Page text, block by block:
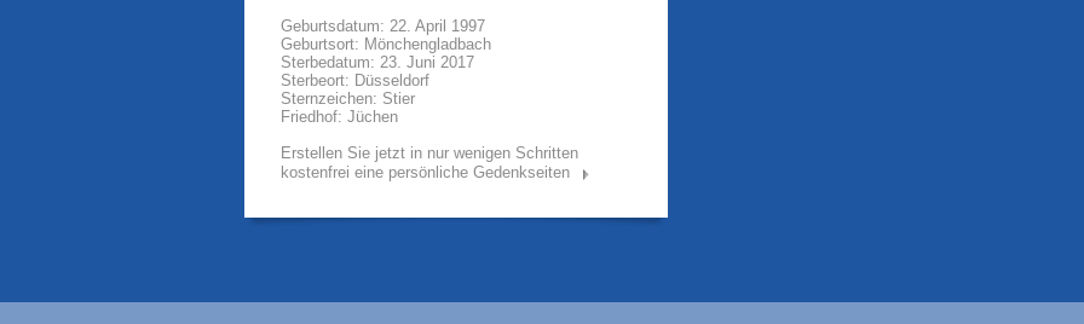
Geburtsdatum: 22. April 1997
Geburtsort: Mönchengladbach
Sterbedatum: 23. Juni 2017
Sterbeort: Düsseldorf
Sternzeichen: Stier
Friedhof: Jüchen
Erstellen Sie jetzt in nur wenigen Schritten
kostenfrei eine persönliche Gedenkseiten